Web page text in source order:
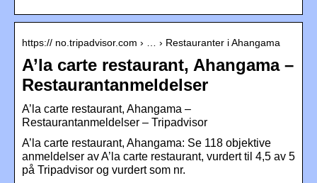
https:// no.tripadvisor.com › … › Restauranter i Ahangama
A’la carte restaurant, Ahangama –
Restaurantanmeldelser
A’la carte restaurant, Ahangama –
Restaurantanmeldelser – Tripadvisor
A’la carte restaurant, Ahangama: Se 118 objektive
anmeldelser av A’la carte restaurant, vurdert til 4,5 av 5
på Tripadvisor og vurdert som nr.